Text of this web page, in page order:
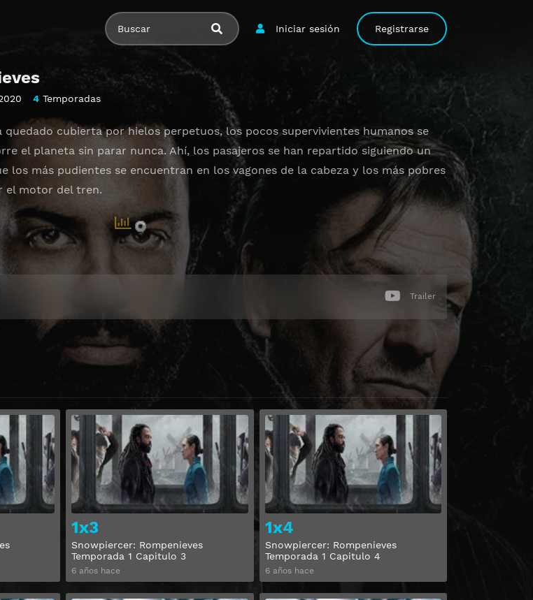
Iniciar sesión Registrarse
4Temporadas
cubierta por hielos perpetuos, los pocos supervivientes humanos se
el planeta sin parar nunca. Ahí, los pasajeros se han repartido siguiendo un
los más pudientes se encuentran en los vagones de la cabeza y los más pobres
el motor del tren.
Trailer
Ver
1x3
Snowpiercer: Rompenieves
Temporada 1 Capitulo 3
6 años hace
Ver
1x4
Snowpiercer: Rompenieves
Temporada 1 Capitulo 4
6 años hace